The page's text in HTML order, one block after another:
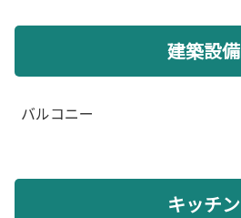
建築設備
バルコニー
キッチン